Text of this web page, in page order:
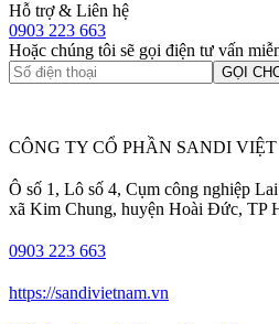
Hỗ trợ & Liên hệ
0903 223 663
Hoặc chúng tôi sẽ gọi điện tư vấn
GỌI
CÔNG TY CỔ PHẦN SANDI
Ô số 1, Lô số 4, Cụm công nghiệp
xã Kim Chung, huyện Hoài Đức, TP
0903 223 663
https://sandivietnam.vn